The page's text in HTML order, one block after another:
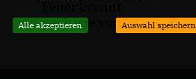
nach wie vor!“
Alle akzeptieren Auswahl speichern